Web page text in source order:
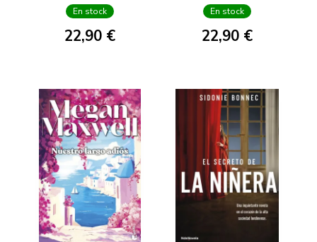
En stock
22,90 €
En stock
22,90 €